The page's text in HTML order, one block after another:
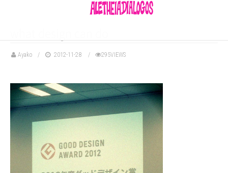
Ayako 2012-11-28 295VIEWS